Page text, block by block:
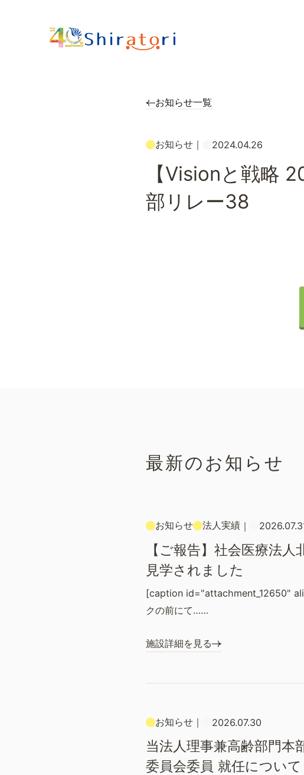
お知らせ一覧
お知らせ ｜ 2024.04.26
【Visionと戦略
部リレー38
最新のお知らせ
お知らせ 法人実績 ｜
【ご報告】社会医療法
見学されました
[caption id="attachment_12650"
クの前にて……
施設詳細を見る
お知らせ ｜ 2026.07.30
当法人理事兼高齢部門本
委員会委員 就任について